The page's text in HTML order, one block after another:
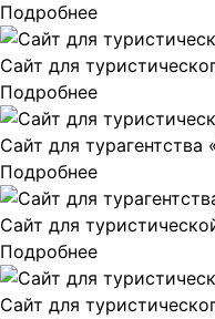
Подробнее
Сайт для
Подробнее
Сайт для турагентства
Подробнее
Сайт для
Подробнее
Сайт для